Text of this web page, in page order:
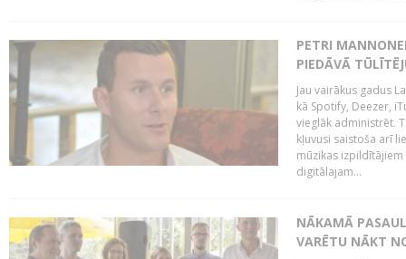
PETRI
PIEDĀVĀ
Jau vairākus gadus
kā Spotify, Deezer,
vieglāk administrēt.
kļuvusi saistoša arī
mūzikas
digitālajam...
NĀKAMĀ
VARĒTU NĀKT